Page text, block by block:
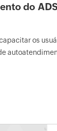
do
os